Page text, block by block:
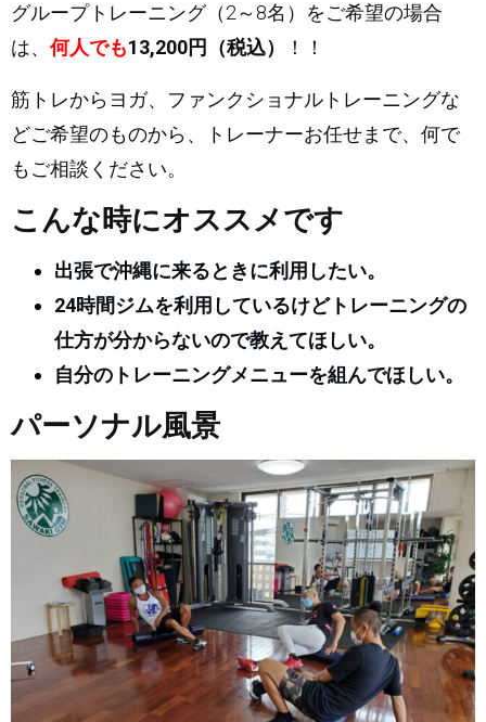
グループトレーニング（2～8名）をご希望の場合
は、 何人でも13,200円（税込） ！！
筋トレからヨガ、ファンクショナルトレーニングな
どご希望のものから、トレーナーお任せまで、何で
もご相談ください。
こんな時にオススメです
出張で沖縄に来るときに利用したい。
24時間ジムを利用しているけどトレーニングの
仕方が分からないので教えてほしい。
自分のトレーニングメニューを組んでほしい。
パーソナル風景